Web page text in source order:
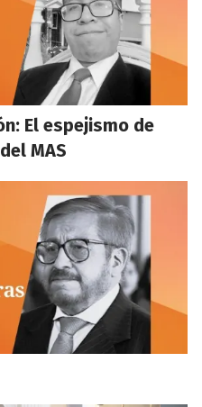
El espejismo de
MAS